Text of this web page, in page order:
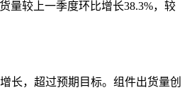
量较上一季度环比增长38.3%，较
长，超过预期目标。组件出货量创